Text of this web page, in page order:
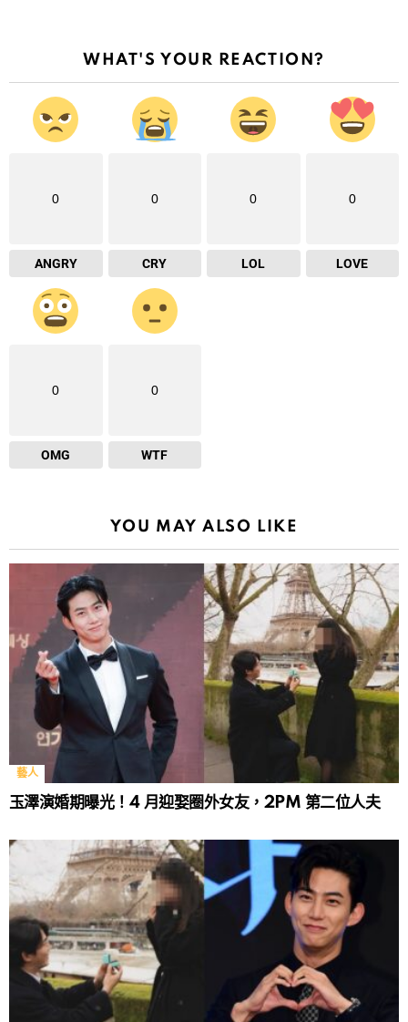
WHAT'S YOUR REACTION?
0
ANGRY
0
CRY
0
LOL
0
LOVE
0
OMG
0
WTF
YOU MAY ALSO LIKE
藝人
玉澤演婚期曝光！4 月迎娶圈外女友，2PM 第二位人夫